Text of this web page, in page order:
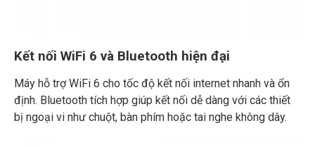
Kết nối WiFi 6 và Bluetooth hiện đại
Máy hỗ trợ WiFi 6 cho tốc độ kết nối internet nhanh và ổn
định. Bluetooth tích hợp giúp kết nối dễ dàng với các thiết
bị ngoại vi như chuột, bàn phím hoặc tai nghe không dây.